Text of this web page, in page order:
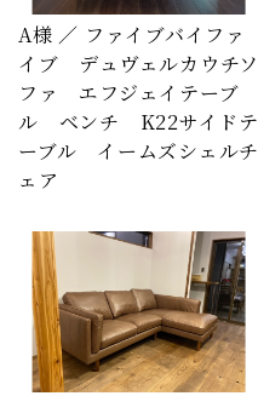
A様 ／ ファイブバイファ
イブ デュヴェルカウチソ
ファ エフジェイテーブ
ル ベンチ K22サイドテ
ーブル イームズシェルチ
ェア